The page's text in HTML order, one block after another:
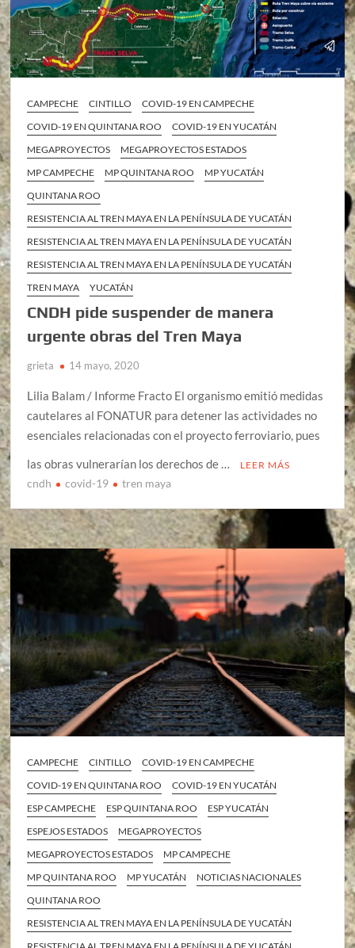
CAMPECHE CINTILLO
COVID-19 EN CAMPECHE
COVID-19 EN QUINTANA ROO
COVID-19 EN YUCATÁN
MEGAPROYECTOS
MEGAPROYECTOS ESTADOS
MP CAMPECHE
MP QUINTANA ROO
MP YUCATÁN
QUINTANA ROO
RESISTENCIA AL TREN MAYA EN LA PENÍNSULA DE YUCATÁN
RESISTENCIA AL TREN MAYA EN LA PENÍNSULA DE YUCATÁN
RESISTENCIA AL TREN MAYA EN LA PENÍNSULA DE YUCATÁN
TREN MAYA
YUCATÁN
CNDH pide suspender de manera
urgente obras del Tren Maya
grieta 14 mayo, 2020
Lilia Balam / Informe Fracto El organismo emitió medidas
cautelares al FONATUR para detener las actividades no
esenciales relacionadas con el proyecto ferroviario, pues
las obras vulnerarían los derechos de …
LEER MÁS
cndh covid-19 tren maya
CAMPECHE CINTILLO
COVID-19 EN CAMPECHE
COVID-19 EN QUINTANA ROO
COVID-19 EN YUCATÁN
ESP CAMPECHE
ESP QUINTANA ROO
ESP YUCATÁN
ESPEJOS ESTADOS
MEGAPROYECTOS
MEGAPROYECTOS ESTADOS
MP CAMPECHE
MP QUINTANA ROO
MP YUCATÁN
NOTICIAS NACIONALES
QUINTANA ROO
RESISTENCIA AL TREN MAYA EN LA PENÍNSULA DE YUCATÁN